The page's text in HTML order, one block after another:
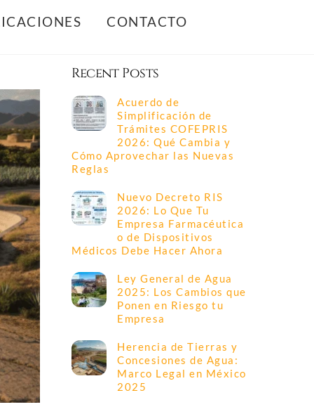
CONTACTO
Recent Posts
Acuerdo de
Simplificación de
Trámites COFEPRIS
2026: Qué Cambia y
Cómo Aprovechar las Nuevas
Reglas
Nuevo Decreto RIS
2026: Lo Que Tu
Empresa Farmacéutica
o de Dispositivos
Médicos Debe Hacer Ahora
Ley General de Agua
2025: Los Cambios que
Ponen en Riesgo tu
Empresa
Herencia de Tierras y
Concesiones de Agua:
Marco Legal en México
2025